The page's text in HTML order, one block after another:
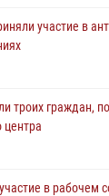
участие в
троих граждан,
центра
в рабочем